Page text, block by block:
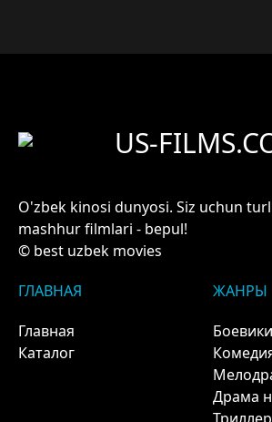
US-
O'zbek kinosi dunyosi. Siz uchun
mashhur filmlari - bepul!
© best uzbek movies
ГЛАВНАЯ
Главная
Каталог
ЖАНРЫ
Боевики
Драма